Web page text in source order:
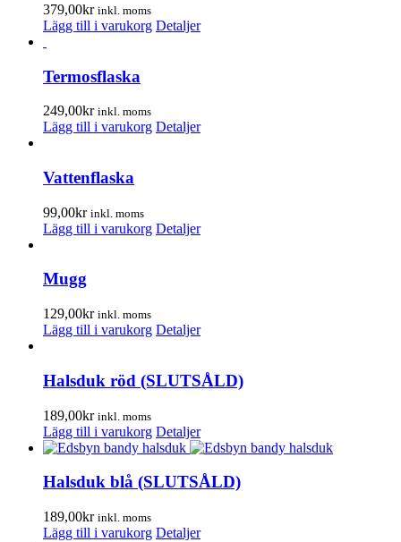
De
olika
väljas
produktsidan
379,00kr inkl. moms
Lägg till i varukorg Detaljer
Termosflaska
249,00kr inkl. moms
Lägg till i varukorg Detaljer
Vattenflaska
99,00kr inkl. moms
Lägg till i varukorg Detaljer
Mugg
129,00kr inkl. moms
Lägg till i varukorg Detaljer
Halsduk röd (SLUTSÅLD)
189,00kr inkl. moms
Lägg till i varukorg Detaljer
Halsduk blå (SLUTSÅLD)
189,00kr inkl. moms
Lägg till i varukorg Detaljer